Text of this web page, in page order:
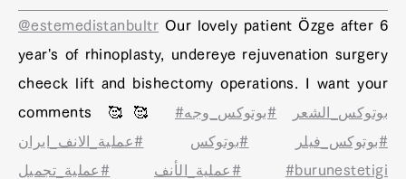
@estemedistanbultr Our lovely patient Özge after 6
year's of rhinoplasty, undereye rejuvenation surgery
cheeck lift and bishectomy operations. I want your
comments 🥰🥰
#بوتوكس_الشعر
#بوتوكس_وجه
#بوتوكس_فيلر
#بوتوكس
#عملية_الانف_ايران
#عملية_الأنف
#عملية_تجميل
#burunestetigi